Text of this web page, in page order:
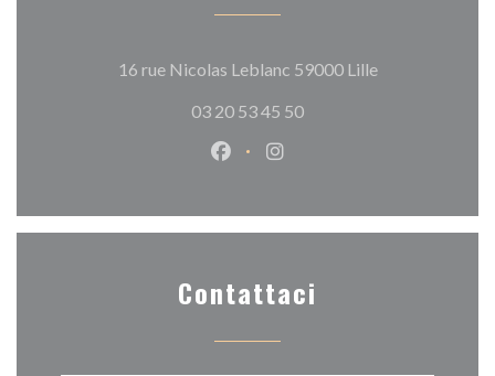
16 rue Nicolas Leblanc 59000 Lille((apre una
03 20 53 45 50
Facebook ((apre una nuova
Instagram ((apre una
Contattaci